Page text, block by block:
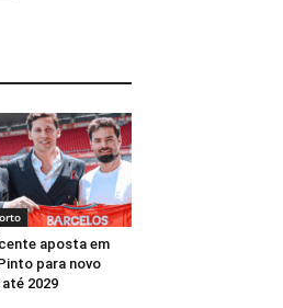
aposta em
para novo
2029